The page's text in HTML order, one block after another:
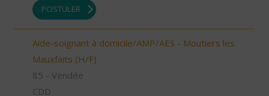
POSTULER
Aide-soignant à domicile/AMP/AES - Moutiers les
Mauxfaits (H/F)
85 - Vendée
CDD